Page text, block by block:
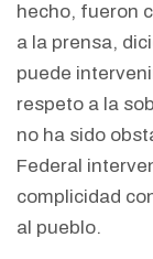
hecho, fueron
a la prensa,
puede
respeto a la
no ha sido
Federal
complicidad
al pueblo.